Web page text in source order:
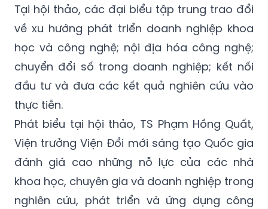
Tại hội thảo, các đại biểu tập trung trao đổi
về xu hướng phát triển doanh nghiệp khoa
học và công nghệ; nội địa hóa công nghệ;
chuyển đổi số trong doanh nghiệp; kết nối
đầu tư và đưa các kết quả nghiên cứu vào
thực tiễn.
Phát biểu tại hội thảo, TS Phạm Hồng Quất,
Viện trưởng Viện Đổi mới sáng tạo Quốc gia
đánh giá cao những nỗ lực của các nhà
khoa học, chuyên gia và doanh nghiệp trong
nghiên cứu, phát triển và ứng dụng công